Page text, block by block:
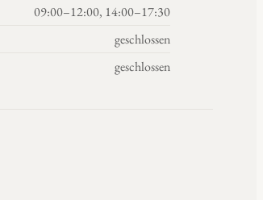
09:00–12:00, 14:00–17:30
geschlossen
geschlossen